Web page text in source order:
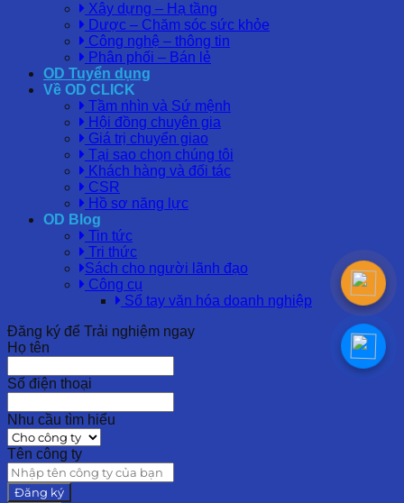
Xây dựng – Hạ tầng
Dược – Chăm sóc sức khỏe
Công nghệ – thông tin
Phân phối – Bán lẻ
OD Tuyển dụng
Về OD CLICK
Tầm nhìn và Sứ mệnh
Hội đồng chuyên gia
Giá trị chuyển giao
Tại sao chọn chúng tôi
Khách hàng và đối tác
CSR
Hồ sơ năng lực
OD Blog
Tin tức
Tri thức
Sách cho người lãnh đạo
Công cụ
Sổ tay văn hóa doanh nghiệp
Đăng ký để Trải nghiệm ngay
Họ tên
Số điện thoại
Nhu cầu tìm hiểu
Tên công ty
Đăng ký